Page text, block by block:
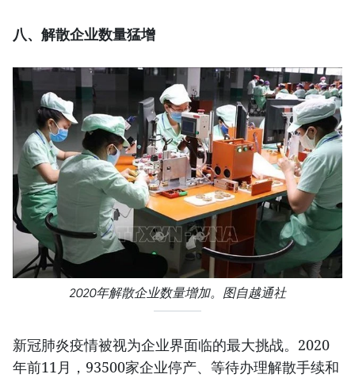
八、解散企业数量猛增
2020年解散企业数量增加。图自越通社
新冠肺炎疫情被视为企业界面临的最大挑战。2020
年前11月，93500家企业停产、等待办理解散手续和